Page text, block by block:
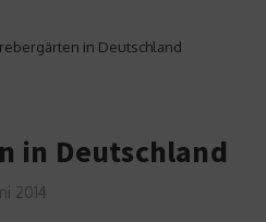
in Deutschland
in Deutschland
2014